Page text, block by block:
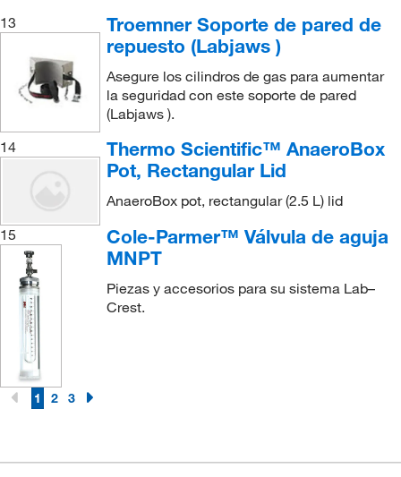
13
Troemner Soporte de pared de
repuesto (Labjaws )
Asegure los cilindros de gas para aumentar
la seguridad con este soporte de pared
(Labjaws ).
14
Thermo Scientific™ AnaeroBox
Pot, Rectangular Lid
AnaeroBox pot, rectangular (2.5 L) lid
15
Cole-Parmer™ Válvula de aguja
MNPT
Piezas y accesorios para su sistema Lab–
Crest.
1 2 3